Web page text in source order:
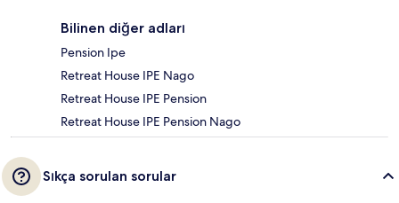
Bilinen diğer adları
Pension Ipe
Retreat House IPE Nago
Retreat House IPE Pension
Retreat House IPE Pension Nago
Sıkça sorulan sorular